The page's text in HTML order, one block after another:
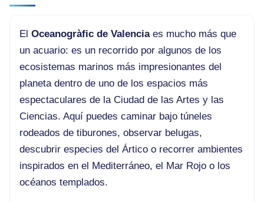
El Oceanogràfic de Valenciaes mucho más que
un acuario: es un recorrido por algunos de los
ecosistemas marinos más impresionantes del
planeta dentro de uno de los espacios más
espectaculares de la Ciudad de las Artes y las
Ciencias. Aquí puedes caminar bajo túneles
rodeados de tiburones, observar belugas,
descubrir especies del Ártico o recorrer ambientes
inspirados en el Mediterráneo, el Mar Rojo o los
océanos templados.